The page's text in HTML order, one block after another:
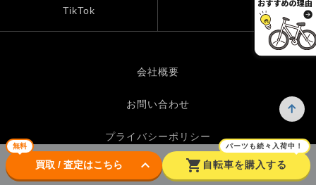
無料
買取 / 査定はこちら keyboard_arrow_down shopping_cart
パーツも続々入荷中！
自転車を購入する
TikTok
会社概要
お問い合わせ
プライバシーポリシー